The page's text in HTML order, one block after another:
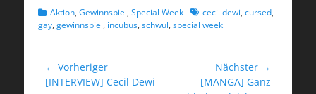
Kategorien
Aktion, Gewinnspiel, Special Week Schlagworte
cecil dewi, cursed,
gay, gewinnspiel, incubus, schwul, special week
Beitragsnavigation
← Vorheriger
Vorheriger
[INTERVIEW] Cecil Dewi
Nächster →
[MANGA] Ganz